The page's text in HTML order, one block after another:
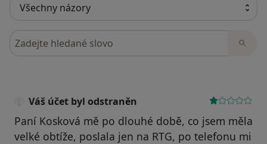
Hledejte v názorech
Váš účet byl odstraněn
Paní Kosková mě po dlouhé době, co jsem měla
velké obtíže, poslala jen na RTG, po telefonu mi